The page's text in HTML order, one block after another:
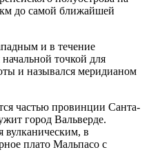
до самой ближайшей
и в течение
точкой для
и назывался меридианом
частью провинции Санта-
город Вальверде.
вулканическим, в
плато Мальпасо с